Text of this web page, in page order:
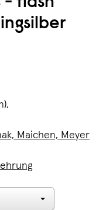
Maichen, Meyer